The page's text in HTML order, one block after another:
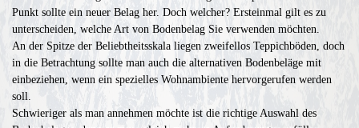
Punkt sollte ein neuer Belag her. Doch welcher? Ersteinmal gilt es zu
unterscheiden, welche Art von Bodenbelag Sie verwenden möchten.
An der Spitze der Beliebtheitsskala liegen zweifellos Teppichböden, doch
in die Betrachtung sollte man auch die alternativen Bodenbeläge mit
einbeziehen, wenn ein spezielles Wohnambiente hervorgerufen werden
soll.
Schwieriger als man annehmen möchte ist die richtige Auswahl des